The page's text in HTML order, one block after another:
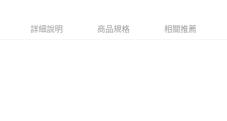
每筆NT$100，滿NT$799(含以上)免運費
詳細說明 商品規格 相關推薦